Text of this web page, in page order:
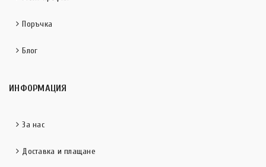
Поръчка
Блог
ИНФОРМАЦИЯ
За нас
Доставка и плащане